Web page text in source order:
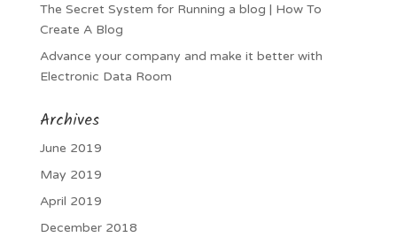
The Secret System for Running a blog | How To
Create A Blog
Advance your company and make it better with
Electronic Data Room
Archives
June 2019
May 2019
April 2019
December 2018